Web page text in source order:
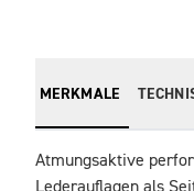
MERKMALE
Atmungsaktive